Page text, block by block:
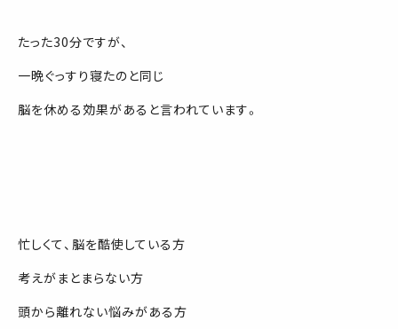
たった30分ですが、
一晩ぐっすり寝たのと同じ
脳を休める効果があると言われています。
忙しくて、脳を酷使している方
考えがまとまらない方
頭から離れない悩みがある方